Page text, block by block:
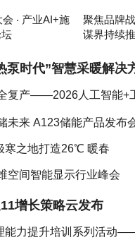
‧ 产业AI+施
聚焦品牌
谋界持续
泵时代”智慧采暖解决
复产——2026人工智能+
未来 A123储能产品发布
寒之地打造26℃ 暖春
空间智能显示行业峰会
增长策略云发布
能力提升培训系列活动